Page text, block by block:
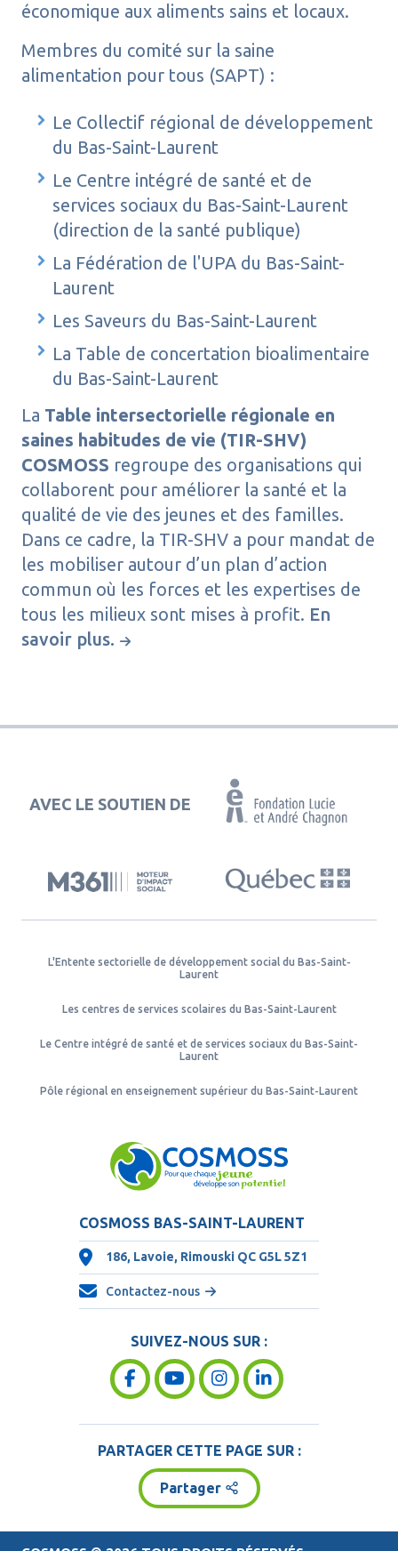
économique aux aliments sains et locaux.
Membres du comité sur la saine
alimentation pour tous (SAPT) :
Le Collectif régional de développement
du Bas-Saint-Laurent
Le Centre intégré de santé et de
services sociaux du Bas-Saint-Laurent
(direction de la santé publique)
La Fédération de l'UPA du Bas-Saint-
Laurent
Les Saveurs du Bas-Saint-Laurent
La Table de concertation bioalimentaire
du Bas-Saint-Laurent
La Table intersectorielle régionale en
saines habitudes de vie (TIR-SHV)
COSMOSS regroupe des organisations qui
collaborent pour améliorer la santé et la
qualité de vie des jeunes et des familles.
Dans ce cadre, la TIR-SHV a pour mandat de
les mobiliser autour d’un plan d’action
commun où les forces et les expertises de
tous les milieux sont mises à profit. En
savoir plus.
AVEC LE SOUTIEN DE
L'Entente sectorielle de développement social du Bas-Saint-
Laurent
Les centres de services scolaires du Bas-Saint-Laurent
Le Centre intégré de santé et de services sociaux du Bas-Saint-
Laurent
Pôle régional en enseignement supérieur du Bas-Saint-Laurent
COSMOSS BAS-SAINT-LAURENT
186, Lavoie, Rimouski QC G5L 5Z1
Contactez-nous
SUIVEZ-NOUS SUR :
PARTAGER CETTE PAGE SUR :
Partager